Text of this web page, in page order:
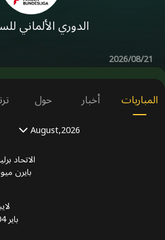
الدوري الألماني
2026/08/21
المباريات أخبار حول
August,2026
الاتحاد
بايرن
باير 04 ليفركوسن